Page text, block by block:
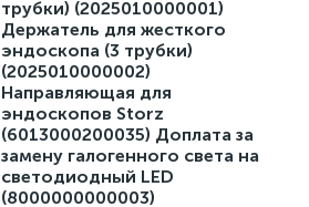
трубки) (2025010000001)
Держатель для жесткого
эндоскопа (3 трубки)
(2025010000002)
Направляющая для
эндоскопов Storz
(6013000200035) Доплата за
замену галогенного света на
светодиодный LED
(8000000000003)